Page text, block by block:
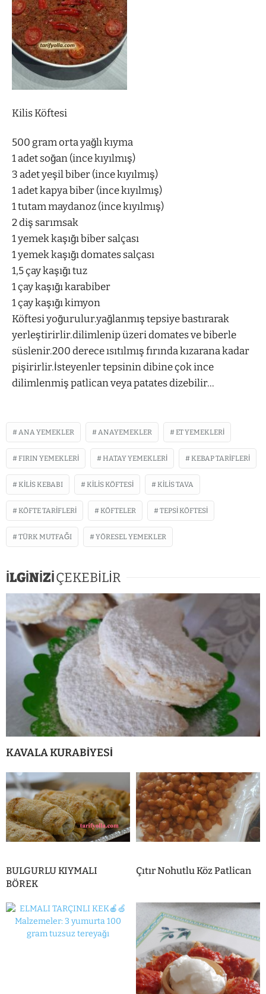
Kilis Köftesi
500 gram orta yağlı kıyma
1 adet soğan (ince kıyılmış)
3 adet yeşil biber (ince kıyılmış)
1 adet kapya biber (ince kıyılmış)
1 tutam maydanoz (ince kıyılmış)
2 diş sarımsak
1 yemek kaşığı biber salçası
1 yemek kaşığı domates salçası
1,5 çay kaşığı tuz
1 çay kaşığı karabiber
1 çay kaşığı kimyon
Köftesi yoğurulur.yağlanmış tepsiye bastırarak
yerleştirirlir.dilimlenip üzeri domates ve biberle
süslenir.200 derece ısıtılmış fırında kızarana kadar
pişirirlir.İsteyenler tepsinin dibine çok ince
dilimlenmiş patlican veya patates dizebilir…
ANA YEMEKLER ANAYEMEKLER ET YEMEKLERI
FIRIN YEMEKLERI HATAY YEMEKLERI KEBAP TARIFLERI
KILIS KEBABI KILIS KÖFTESI KILIS TAVA
KÖFTE TARIFLERI KÖFTELER TEPSI KÖFTESI
TÜRK MUTFAĞI YÖRESEL YEMEKLER
İLGİNİZİÇEKEBİLİR
KAVALA KURABİYESİ
BULGURLU KIYMALI
BÖREK
Çıtır Nohutlu Köz Patlican